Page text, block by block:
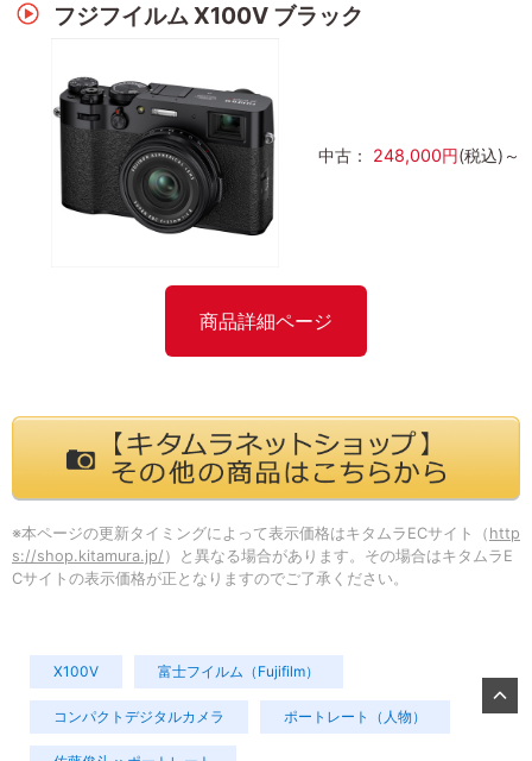
フジフイルム X100V ブラック
中古： 248,000円(税込)～
商品詳細ページ
※本ページの更新タイミングによって表示価格はキタムラECサイト（ http
s://shop.kitamura.jp/ ）と異なる場合があります。その場合はキタムラE
Cサイトの表示価格が正となりますのでご了承ください。
X100V 富士フイルム（Fujifilm）
コンパクトデジタルカメラ ポートレート（人物）